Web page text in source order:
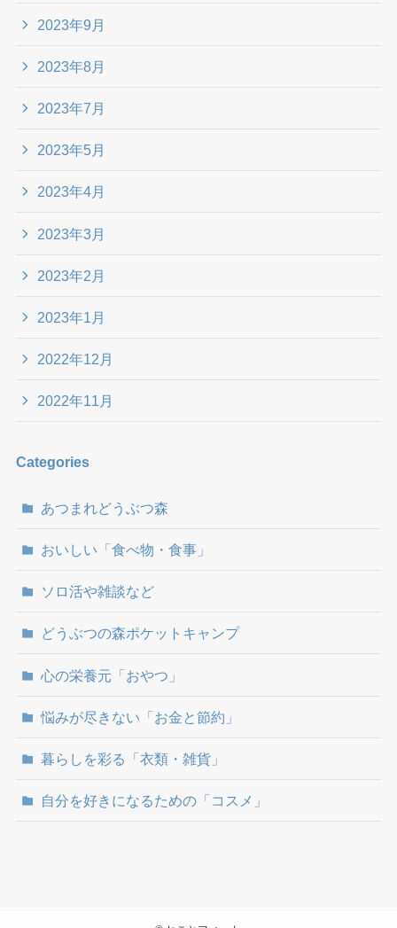
2023年9月
2023年8月
2023年7月
2023年5月
2023年4月
2023年3月
2023年2月
2023年1月
2022年12月
2022年11月
Categories
あつまれどうぶつ森
おいしい「食べ物・食事」
ソロ活や雑談など
どうぶつの森ポケットキャンプ
心の栄養元「おやつ」
悩みが尽きない「お金と節約」
暮らしを彩る「衣類・雑貨」
自分を好きになるための「コスメ」